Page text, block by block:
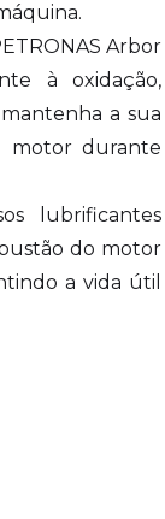
Arbor
à oxidação,
a sua
motor durante
lubrificantes
do motor
a vida útil